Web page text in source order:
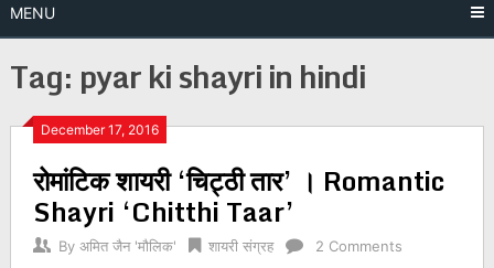
MENU
Tag: pyar ki shayri in hindi
December 17, 2016
रोमांटिक शायरी ‘चिट्ठी तार’ । Romantic
Shayri ‘Chitthi Taar’
By अमित जैन 'मौलिक' शायरी संग्रह 2 Comments
Posts
navigation